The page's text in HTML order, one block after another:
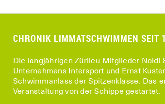
CHRONIK LIMMATSCHWIMMEN SEIT
Die langjährigen Zürileu-Mitglieder
Unternehmens Intersport und Ernst
Schwimmanlass der Spitzenklasse. Das
Veranstaltung von der Schippe gestartet.